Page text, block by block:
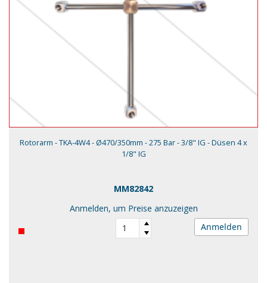
Rotorarm - TKA-4W4 - Ø470/350mm - 275 Bar - 3/8" IG - Düsen 4 x
1/8" IG
MM82842
Anmelden, um Preise anzuzeigen
Anmelden